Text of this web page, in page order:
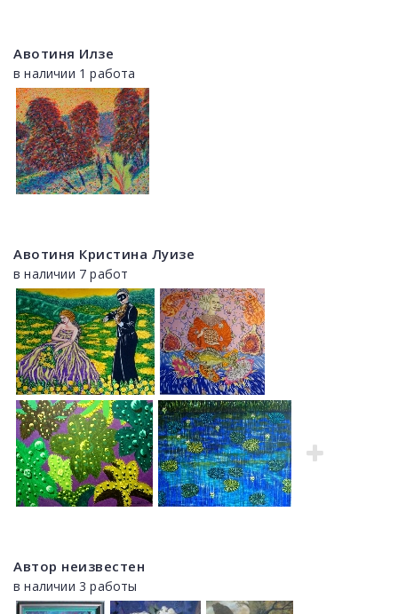
Авотиня Илзе
в наличии 1 работа
Авотиня Кристина Луизе
в наличии 7 работ
Автор неизвестен
в наличии 3 работы